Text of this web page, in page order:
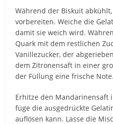
Während der Biskuit
vorbereiten. Weiche die
damit sie weich wird.
Quark mit dem restlichen
Vanillezucker, der
dem Zitronensaft in einer
der Füllung eine frische Note.
Erhitze den Mandarinensaft
füge die ausgedrückte
auflösen kann. Lasse die